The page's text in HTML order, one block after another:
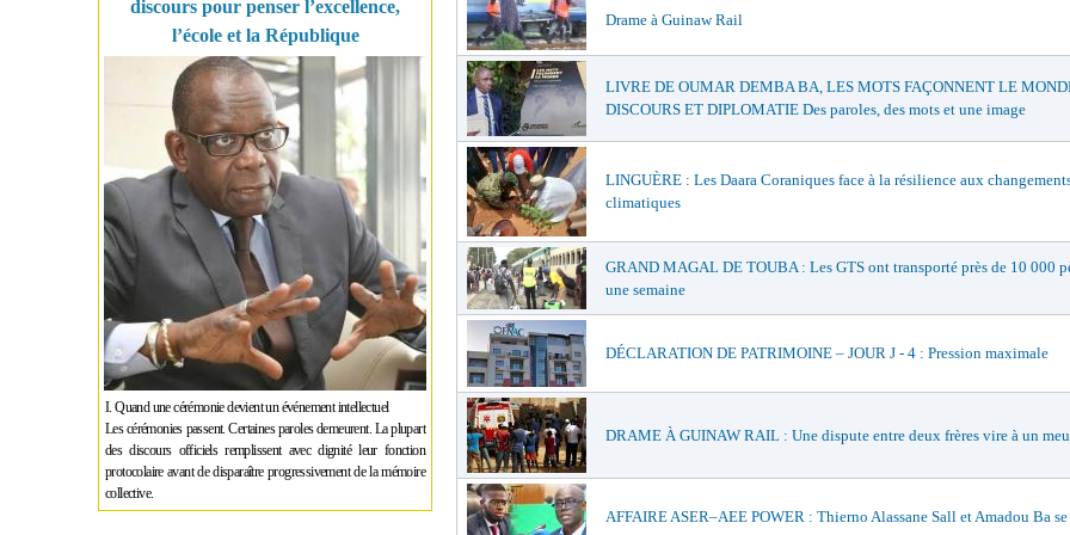
discours pour penser l’excellence,
l’école et la République
I. Quand une cérémonie devient un événement intellectuel
Les cérémonies passent. Certaines paroles demeurent. La plupart
des discours officiels remplissent avec dignité leur fonction
protocolaire avant de disparaître progressivement de la mémoire
collective.
Drame à Guinaw Rail
LIVRE DE OUMAR DEMBA BA, LES MOTS FAÇONNENT LE
DISCOURS ET DIPLOMATIE Des paroles, des mots et une image
LINGUÈRE : Les Daara Coraniques face à la résilience aux
climatiques
GRAND MAGAL DE TOUBA : Les GTS ont transporté près de 10 000
une semaine
DÉCLARATION DE PATRIMOINE – JOUR J - 4 : Pression maximale
DRAME À GUINAW RAIL : Une dispute entre deux frères vire à un
AFFAIRE ASER–AEE POWER : Thierno Alassane Sall et Amadou Ba